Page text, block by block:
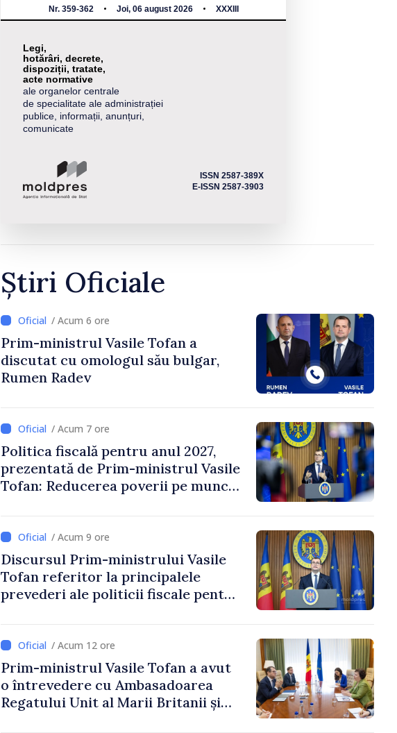
Nr. 359-362 Joi, 06 august 2026 XXXIII
Legi,
hotărâri, decrete,
dispoziții, tratate,
acte normative
ale organelor centrale
de specialitate ale administrației
publice, informații, anunțuri,
comunicate
ISSN 2587-389X
E-ISSN 2587-3903
Știri Oficiale
/ Acum 6 ore
Prim-ministrul Vasile Tofan a
discutat cu omologul său bulgar,
Rumen Radev
/ Acum 7 ore
Politica fiscală pentru anul 2027,
prezentată de Prim-ministrul Vasile
Tofan: Reducerea poverii pe muncă,
/ Acum 9 ore
Discursul Prim-ministrului Vasile
Tofan referitor la principalele
prevederi ale politicii fiscale pentru
/ Acum 12 ore
Prim-ministrul Vasile Tofan a avut
o întrevedere cu Ambasadoarea
Regatului Unit al Marii Britanii și